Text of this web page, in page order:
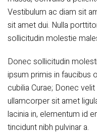
Vestibulum ac diam sit
sit amet dui. Nulla
sollicitudin molestie
Donec sollicitudin
ipsum primis in faucibus
cubilia Curae; Donec
ullamcorper sit amet
lacinia in, elementum id
tincidunt nibh pulvinar a.